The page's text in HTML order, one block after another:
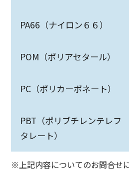
PA66（ナイロン６６）
POM（ポリアセタール）
PC（ポリカーボネート）
PBT（ポリブチレンテレフ
タレート）
※上記内容についてのお問合せ